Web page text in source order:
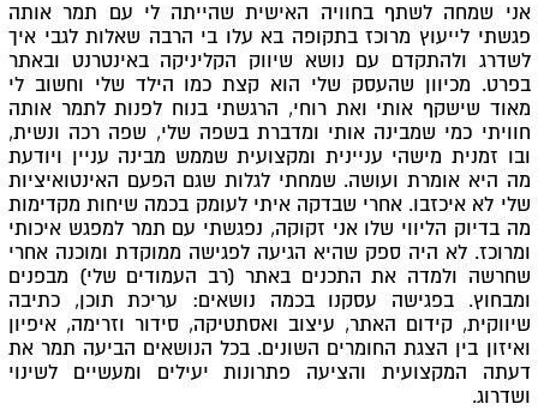
אני שמחה לשתף בחוויה האישית שהייתה לי עם תמר אותה
פגשתי לייעוץ מרוכז בתקופה בא עלו בי הרבה שאלות לגבי איך
לשדרג ולהתקדם עם נושא שיווק הקליניקה באינטרנט ובאתר
בפרט. מכיוון שהעסק שלי הוא קצת כמו הילד שלי וחשוב לי
מאוד שישקף אותי ואת רוחי, הרגשתי בנוח לפנות לתמר אותה
חוויתי כמי שמבינה אותי ומדברת בשפה שלי, שפה רכה ונשית,
ובו זמנית מישהי עניינית ומקצועית שממש מבינה עניין ויודעת
מה היא אומרת ועושה. שמחתי לגלות שגם הפעם האינטואיציות
שלי לא איכזבו. אחרי שבדקה איתי לעומק בכמה שיחות מקדימות
מה בדיוק הליווי שלו אני זקוקה, נפגשתי עם תמר למפגש איכותי
ומרוכז. לא היה ספק שהיא הגיעה לפגישה ממוקדת ומוכנה אחרי
שחרשה ולמדה את התכנים באתר (רב העמודים שלי) מבפנים
ומבחוץ. בפגישה עסקנו בכמה נושאים: עריכת תוכן, כתיבה
שיווקית, קידום האתר, עיצוב ואסתטיקה, סידור וזרימה, איפיון
ואיזון בין הצגת החומרים השונים. בכל הנושאים הביעה תמר את
דעתה המקצועית והציעה פתרונות יעילים ומעשיים לשינוי
ושדרוג.